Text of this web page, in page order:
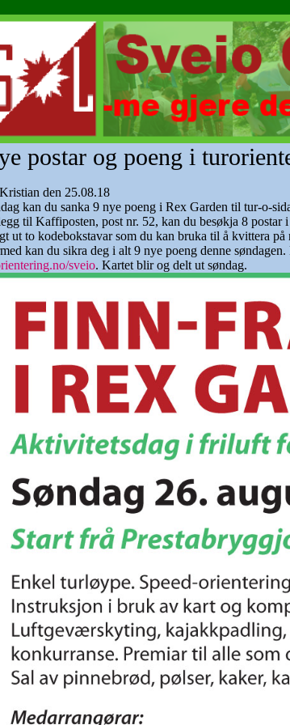
postar og poeng i
den 25.08.18
kan du sanka 9 nye poeng i Rex Garden til tur-o-
til Kaffiposten, post nr. 52, kan du besøkja 8 postar
ut to kodebokstavar som du kan bruka til å kvittera på
kan du sikra deg i alt 9 nye poeng denne
sveio. Kartet blir og delt ut søndag.